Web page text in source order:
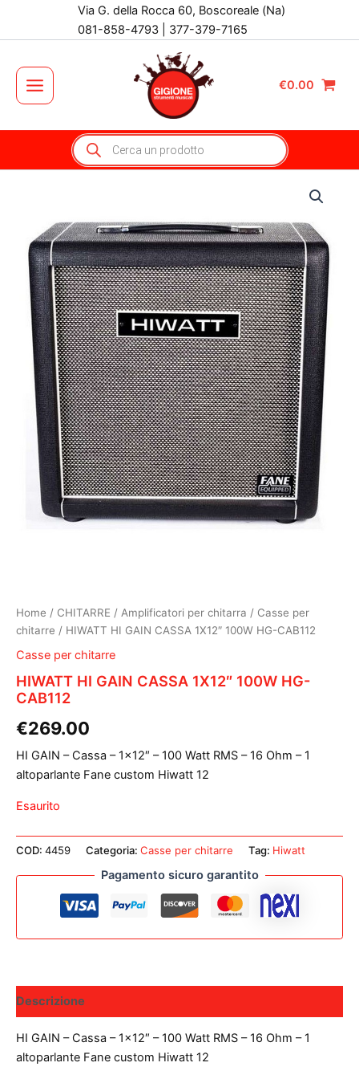
Via G. della Rocca 60, Boscoreale (Na)
081-858-4793 | 377-379-7165
Main
Menu
€0.00
Products
search
Home / CHITARRE / Amplificatori per chitarra / Casse per
chitarre / HIWATT HI GAIN CASSA 1X12″ 100W HG-CAB112
Casse per chitarre
HIWATT HI GAIN CASSA 1X12″ 100W HG-
CAB112
€269.00
HI GAIN – Cassa – 1×12″ – 100 Watt RMS – 16 Ohm – 1
altoparlante Fane custom Hiwatt 12
Esaurito
COD: 4459 Categoria: Casse per chitarre Tag: Hiwatt
Pagamento sicuro garantito
Descrizione
HI GAIN – Cassa – 1×12″ – 100 Watt RMS – 16 Ohm – 1
altoparlante Fane custom Hiwatt 12